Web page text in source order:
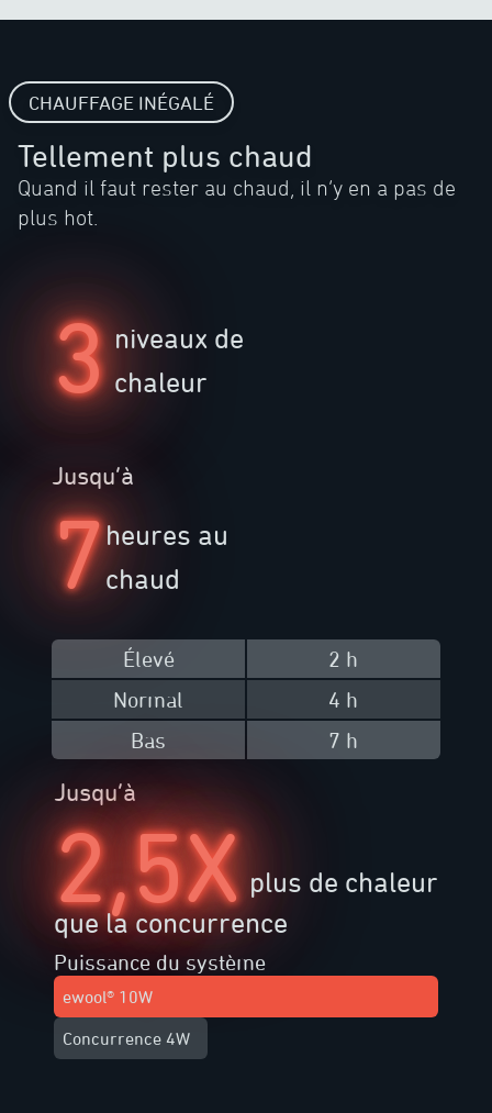
CHAUFFAGE INÉGALÉ
Tellement plus chaud
Quand il faut rester au chaud, il n’y en a pas de
plus hot.
3 niveaux de
chaleur
Jusqu’à
7heures au
chaud
Élevé
2 h
Normal
4 h
Bas
7 h
Jusqu’à
2,5X plus de chaleur
que la concurrence
Puissance du système
ewool® 10W
Concurrence 4W